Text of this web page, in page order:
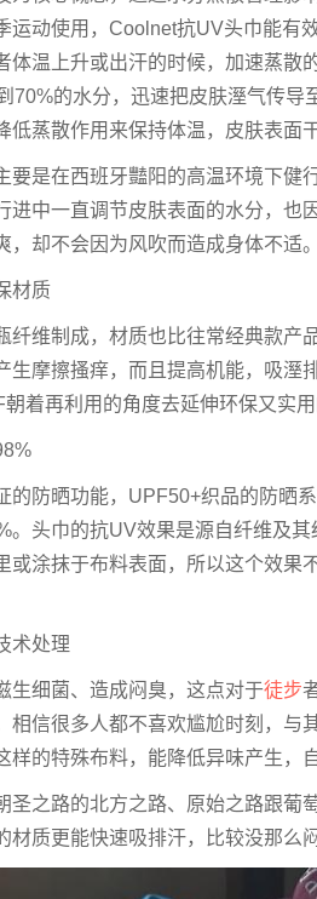
运动使用，Coolnet抗UV头巾能有
体温上升或出汗的时候，加速蒸散
70%的水分，迅速把皮肤溼气传导
低蒸散作用来保持体温，皮肤表面
要是在西班牙豔阳的高温环境下健
进中一直调节皮肤表面的水分，也
，却不会因为风吹而造成身体不适。
材质
纤维制成，材质也比往常经典款产
生摩擦搔痒，而且提高机能，吸溼
着再利用的角度去延伸环保又实用
的防晒功能，UPF50+织品的防晒
。头巾的抗UV效果是源自纤维及
或涂抹于布料表面，所以这个效果
术处理
生细菌、造成闷臭，这点对于徒步
相信很多人都不喜欢尴尬时刻，与
样的特殊布料，能降低异味产生，
圣之路的北方之路、原始之路跟葡
材质更能快速吸排汗，比较没那么